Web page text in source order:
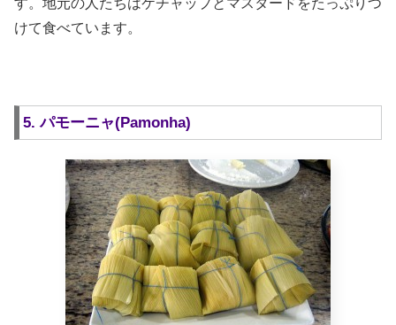
す。地元の人たちはケチャップとマスタードをたっぷりつ
けて食べています。
5. パモーニャ(Pamonha)